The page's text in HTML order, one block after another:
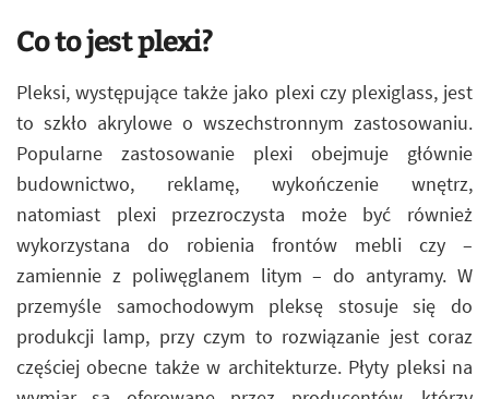
Co to jest plexi?
Pleksi, występujące także jako plexi czy plexiglass, jest
to szkło akrylowe o wszechstronnym zastosowaniu.
Popularne zastosowanie plexi obejmuje głównie
budownictwo, reklamę, wykończenie wnętrz,
natomiast plexi przezroczysta może być również
wykorzystana do robienia frontów mebli czy –
zamiennie z poliwęglanem litym – do antyramy. W
przemyśle samochodowym pleksę stosuje się do
produkcji lamp, przy czym to rozwiązanie jest coraz
częściej obecne także w architekturze. Płyty pleksi na